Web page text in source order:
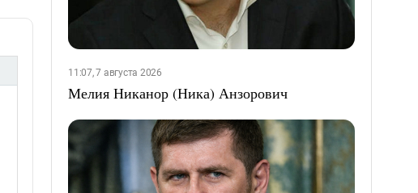
11:07, 7 августа 2026
Мелия Никанор (Ника) Анзорович